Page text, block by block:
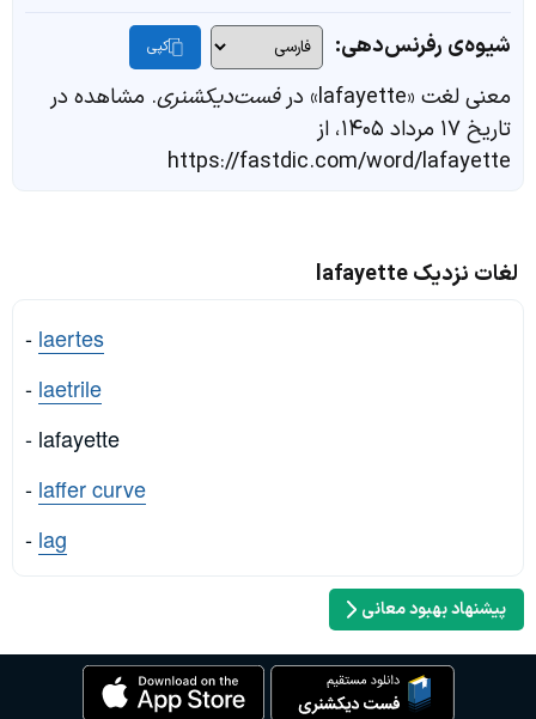
شیوه‌ی رفرنس‌دهی: کپی
معنی لغت «lafayette» در فست‌دیکشنری. مشاهده در
تاریخ ۱۷ مرداد ۱۴۰۵، از
https://fastdic.com/word/lafayette
لغات نزدیک lafayette
- laertes
- laetrile
- lafayette
- laffer curve
- lag
پیشنهاد بهبود معانی